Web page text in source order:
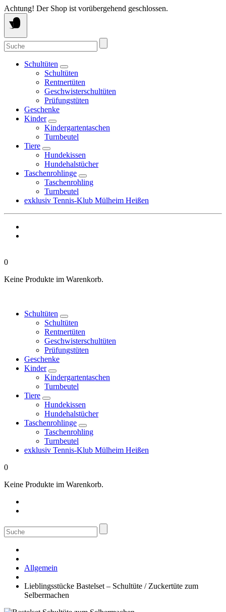
Springe
zum
Inhalt
Achtung! Der Shop ist vorübergehend geschlossen.
Suche
nach:
Schultüten
Schultüten
Rentnertüten
Geschwisterschultüten
Prüfungstüten
Geschenke
Kinder
Kindergartentaschen
Turnbeutel
Tiere
Hundekissen
Hundehalstücher
Taschenrohlinge
Taschenrohling
Turnbeutel
exklusiv Tennis-Klub Mülheim Heißen
0
Keine Produkte im Warenkorb.
Schultüten
Schultüten
Rentnertüten
Geschwisterschultüten
Prüfungstüten
Geschenke
Kinder
Kindergartentaschen
Turnbeutel
Tiere
Hundekissen
Hundehalstücher
Taschenrohlinge
Taschenrohling
Turnbeutel
exklusiv Tennis-Klub Mülheim Heißen
0
Keine Produkte im Warenkorb.
Suche
nach:
Allgemein
Lieblingsstücke Bastelset – Schultüte / Zuckertüte zum
Selbermachen